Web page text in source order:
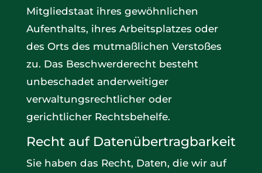
Mitgliedstaat ihres gewöhnlichen
Aufenthalts, ihres Arbeitsplatzes oder
des Orts des mutmaßlichen Verstoßes
zu. Das Beschwerderecht besteht
unbeschadet anderweitiger
verwaltungsrechtlicher oder
gerichtlicher Rechtsbehelfe.
Recht auf Datenübertragbarkeit
Sie haben das Recht, Daten, die wir auf